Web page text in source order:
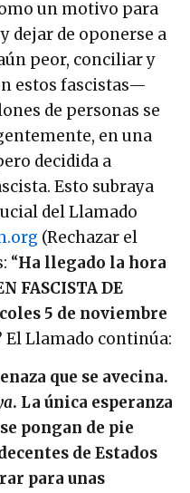
un motivo para
dejar de oponerse a
peor, conciliar y
estos fascistas—
de personas se
en una
decidida a
Esto subraya
del Llamado
(Rechazar el
“Ha llegado la hora
FASCISTA DE
5 de noviembre
El Llamado continúa:
que se avecina.
. La única esperanza
pongan de pie
de Estados
para unas